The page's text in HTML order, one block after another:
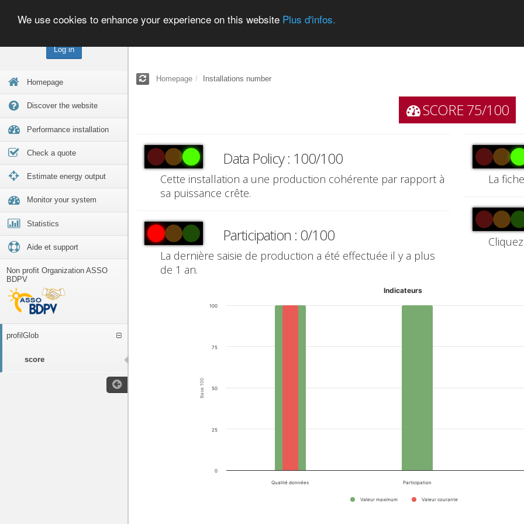
Log in
Homepage
Discover the website
Performance installation
Check a quote
Estimate energy output
Monitor your system
Statistics
Aide et support
Non profit Organization ASSO
BDPV
profilGlob
score
We use cookies to enhance your experience on this website Plus d'infos.
Homepage Installations number
SCORE 75/100
Data Policy : 100/100
Cette installation a une production cohérente par rapport à
sa puissance crête.
Participation : 0/100
La dernière saisie de production a été effectuée il y a plus
de 1 an.
La
Base 100
Indicateurs
Valeur maximum Valeur courante
Qualité données Participation
0
25
50
75
100